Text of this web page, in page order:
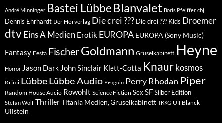
André Minninger Bastei Lübbe Blanvalet Boris Pfeiffer cbj
Dennis Ehrhardt Der Hörverlag Die drei ??? Die drei ??? Kids Droemer
dtvEins A Medien Erotik EUROPA EUROPA (Sony Music)
Fantasy Festa FischerGoldmann Gruselkabinett Heyne
Horror Jason Dark John Sinclair Klett-Cotta Knaur kosmos
Krimi LübbeLübbe Audio Penguin Perry Rhodan Piper
Random House Audio Rowohlt Science Fiction Sex SFSilber Edition
Stefan Wolf ThrillerTitania Medien, Gruselkabinett TKKG Ulf Blanck
Ullstein